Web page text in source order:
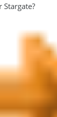
Stargate?